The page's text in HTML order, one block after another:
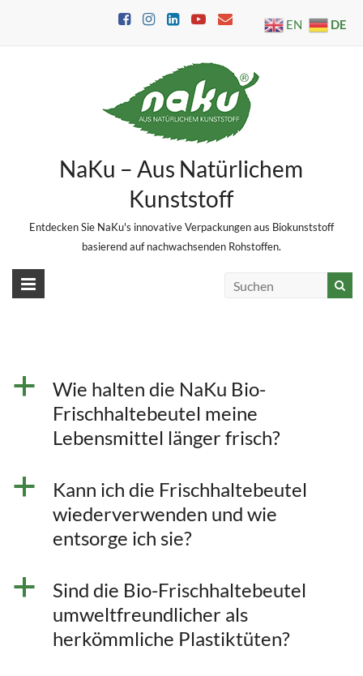
NaKu – Aus Natürlichem
Kunststoff
Entdecken Sie NaKu's innovative Verpackungen aus Biokunststoff
basierend auf nachwachsenden Rohstoffen.
a
Wie halten die NaKu Bio-
Frischhaltebeutel meine
Lebensmittel länger frisch?
a
Kann ich die Frischhaltebeutel
wiederverwenden und wie
entsorge ich sie?
a
Sind die Bio-Frischhaltebeutel
umweltfreundlicher als
herkömmliche Plastiktüten?
EN DE